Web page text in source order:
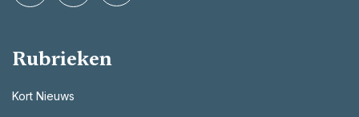
Rubrieken
Kort Nieuws